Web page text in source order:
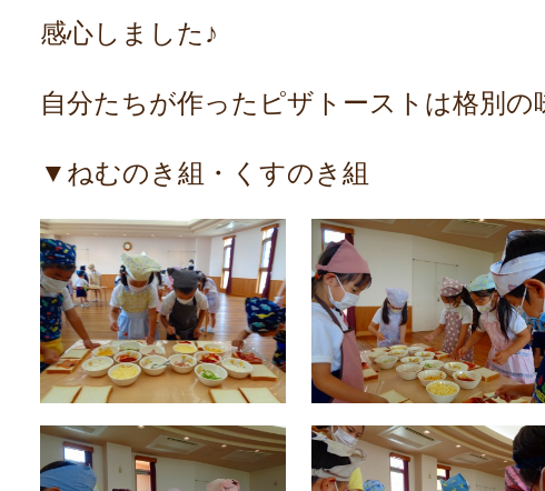
感心しました♪
自分たちが作ったピザトーストは格別の
▼ねむのき組・くすのき組